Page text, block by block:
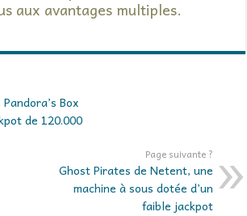
aux avantages multiples.
Box
de 120.000
Page suivante ?
Ghost Pirates de Netent, une
machine à sous dotée d’un
faible jackpot